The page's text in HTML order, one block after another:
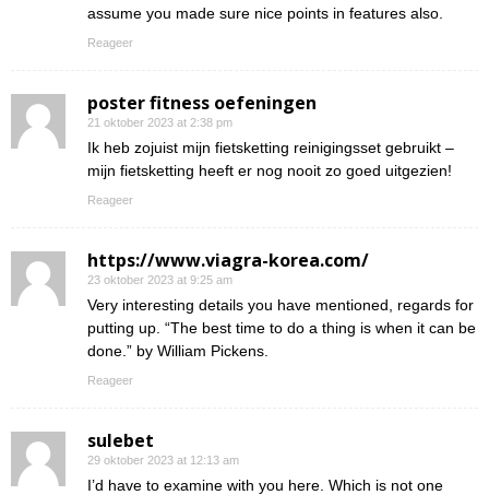
assume you made sure nice points in features also.
Reageer
poster fitness oefeningen
21 oktober 2023 at 2:38 pm
Ik heb zojuist mijn fietsketting reinigingsset gebruikt –
mijn fietsketting heeft er nog nooit zo goed uitgezien!
Reageer
https://www.viagra-korea.com/
23 oktober 2023 at 9:25 am
Very interesting details you have mentioned, regards for
putting up. “The best time to do a thing is when it can be
done.” by William Pickens.
Reageer
sulebet
29 oktober 2023 at 12:13 am
I’d have to examine with you here. Which is not one